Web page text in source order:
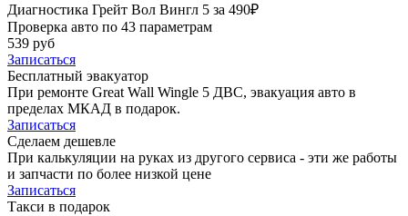
Диагностика Грейт Вол Вингл 5 за 490₽
Проверка авто по 43 параметрам
539 руб
Записаться
Бесплатный эвакуатор
При ремонте Great Wall Wingle 5 ДВС, эвакуация авто в
пределах МКАД в подарок.
Записаться
Сделаем дешевле
При калькуляции на руках из другого сервиса - эти же работы
и запчасти по более низкой цене
Записаться
Такси в подарок